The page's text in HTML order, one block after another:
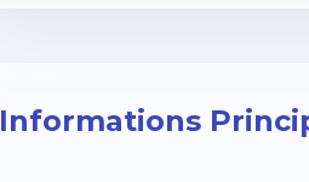
Informations